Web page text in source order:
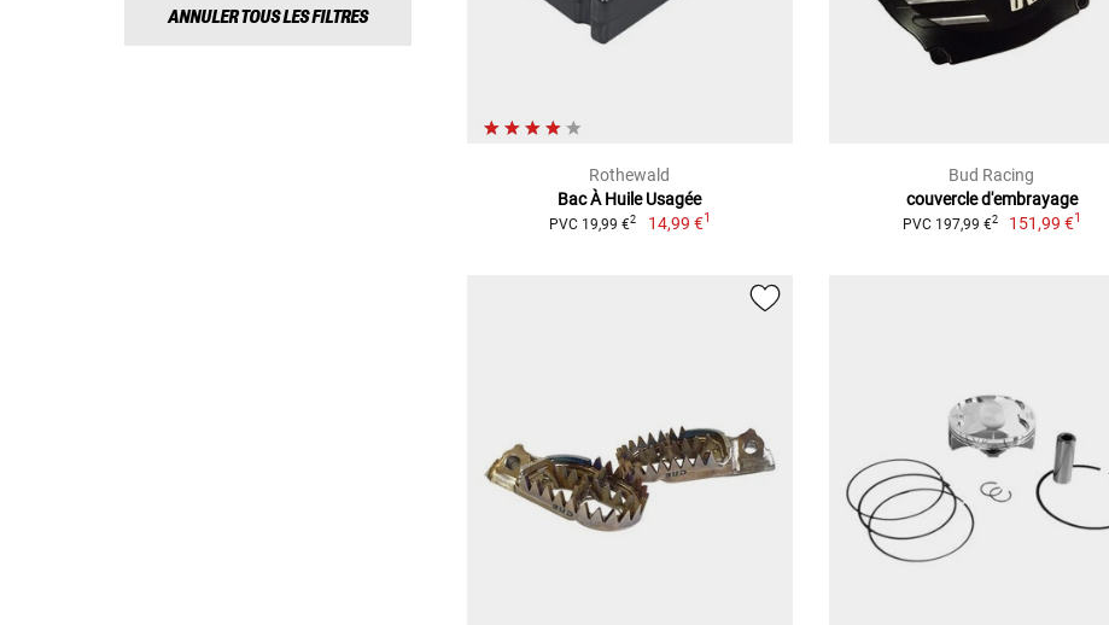
ANNULER TOUS LES FILTRES
Rothewald
Bac À Huile Usagée
PVC 19,99 €2 14,99 €1
Bud Racing
couvercle d'embrayage
PVC 197,99 €2 151,99 €1